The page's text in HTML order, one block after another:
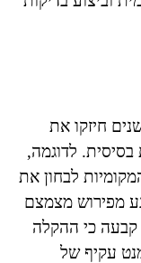
חיזקו את
לדוגמה,
לבחון את
מפירוש מצמצם
כי ההקלה
עקיף של